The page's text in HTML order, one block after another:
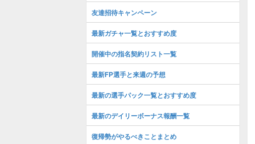
友達招待キャンペーン
最新ガチャ一覧とおすすめ度
開催中の指名契約リスト一覧
最新FP選手と来週の予想
最新の選手パック一覧とおすすめ度
最新のデイリーボーナス報酬一覧
復帰勢がやるべきことまとめ